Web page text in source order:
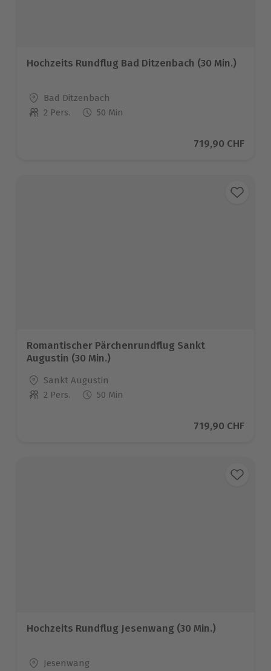
Hochzeits Rundflug Bad Ditzenbach (30 Min.)
Standort
Bad Ditzenbach
Anzahl der Teilnehmer
2 Pers. 50 Min
Aktueller Preis
719,90 CHF
Romantischer Pärchenrundflug Sankt
Augustin (30 Min.)
Standort
Sankt Augustin
Anzahl der Teilnehmer
2 Pers. 50 Min
Aktueller Preis
719,90 CHF
Hochzeits Rundflug Jesenwang (30 Min.)
Standort
Jesenwang